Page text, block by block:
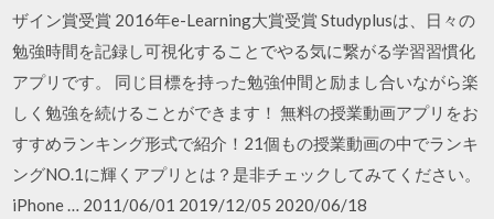
ザイン賞受賞 2016年e-Learning大賞受賞 Studyplusは、日々の
勉強時間を記録し可視化することでやる気に繋がる学習習慣化
アプリです。 同じ目標を持った勉強仲間と励まし合いながら楽
しく勉強を続けることができます！ 無料の授業動画アプリをお
すすめランキング形式で紹介！21個もの授業動画の中でランキ
ングNO.1に輝くアプリとは？是非チェックしてみてください。
iPhone … 2011/06/01 2019/12/05 2020/06/18